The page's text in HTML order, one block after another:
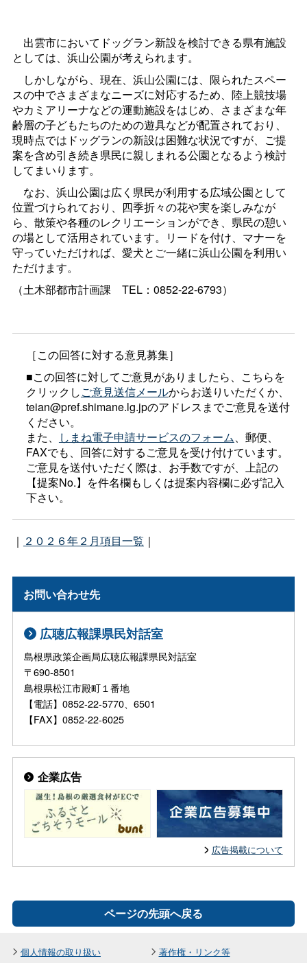
出雲市においてドッグラン新設を検討できる県有施設
としては、浜山公園が考えられます。
しかしながら、現在、浜山公園には、限られたスペー
スの中でさまざまなニーズに対応するため、陸上競技場
やカミアリーナなどの運動施設をはじめ、さまざまな年
齢層の子どもたちのための遊具などが配置されており、
現時点ではドッグランの新設は困難な状況ですが、ご提
案を含め引き続き県民に親しまれる公園となるよう検討
してまいります。
なお、浜山公園は広く県民が利用する広域公園として
位置づけられており、四季折々の花や実を楽しみなが
ら、散策や各種のレクリエーションができ、県民の憩い
の場として活用されています。リードを付け、マナーを
守っていただければ、愛犬とご一緒に浜山公園を利用い
ただけます。
（土木部都市計画課 TEL：0852-22-6793）
［この回答に対する意見募集］
■この回答に対してご意見がありましたら、こちらを
クリックしご意見送信メールからお送りいただくか、
teian@pref.shimane.lg.jpのアドレスまでご意見を送付
ください。
また、
しまね電子申請サービスのフォーム、郵便、
FAXでも、回答に対するご意見を受け付けています。
ご意見を送付いただく際は、お手数ですが、上記の
【提案No.】を件名欄もしくは提案内容欄に必ず記入
下さい。
｜ ２０２６年２月項目一覧 ｜
お問い合わせ先
広聴広報課県民対話室
島根県政策企画局広聴広報課県民対話室
〒690-8501
島根県松江市殿町１番地
【電話】0852-22-5770、6501
【FAX】0852-22-6025
企業広告
広告掲載について
ページの先頭へ戻る
個人情報の取り扱い 著作権・リンク等